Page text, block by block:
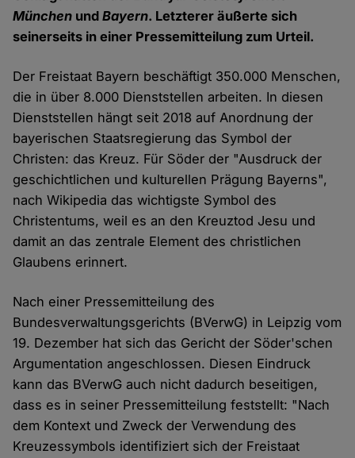
München undBayern. Letzterer äußerte sich
seinerseits in einer Pressemitteilung zum Urteil.
Der Freistaat Bayern beschäftigt 350.000 Menschen,
die in über 8.000 Dienststellen arbeiten. In diesen
Dienststellen hängt seit 2018 auf Anordnung der
bayerischen Staatsregierung das Symbol der
Christen: das Kreuz. Für Söder der "Ausdruck der
geschichtlichen und kulturellen Prägung Bayerns",
nach Wikipedia das wichtigste Symbol des
Christentums, weil es an den Kreuztod Jesu und
damit an das zentrale Element des christlichen
Glaubens erinnert.
Nach einer Pressemitteilung des
Bundesverwaltungsgerichts (BVerwG) in Leipzig vom
19. Dezember hat sich das Gericht der Söder'schen
Argumentation angeschlossen. Diesen Eindruck
kann das BVerwG auch nicht dadurch beseitigen,
dass es in seiner Pressemitteilung feststellt: "Nach
dem Kontext und Zweck der Verwendung des
Kreuzessymbols identifiziert sich der Freistaat